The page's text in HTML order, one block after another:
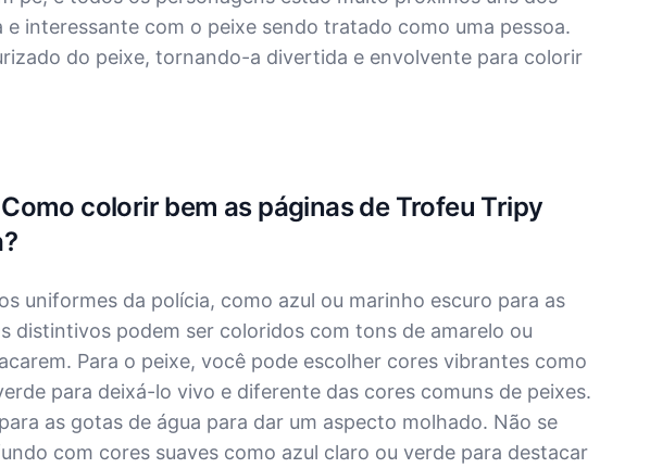
interessante com o peixe sendo tratado como uma pessoa.
do peixe, tornando-a divertida e envolvente para colorir
colorir bem as páginas de Trofeu Tripy
uniformes da polícia, como azul ou marinho escuro para as
distintivos podem ser coloridos com tons de amarelo ou
Para o peixe, você pode escolher cores vibrantes como
para deixá-lo vivo e diferente das cores comuns de peixes.
as gotas de água para dar um aspecto molhado. Não se
com cores suaves como azul claro ou verde para destacar